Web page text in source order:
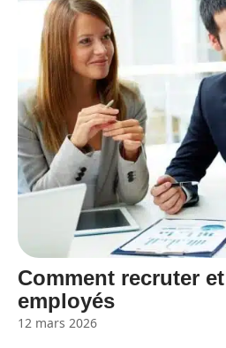
Comment recruter
employés
12 mars 2026